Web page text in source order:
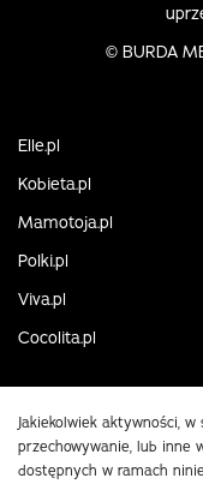
© BURDA
Elle.pl
Kobieta.pl
Mamotoja.pl
Polki.pl
Viva.pl
Cocolita.pl
Jakiekolwiek aktywności,
przechowywanie, lub inne
dostępnych w ramach